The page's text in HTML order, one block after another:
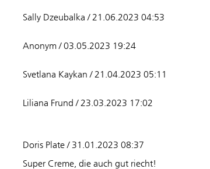
Sally Dzeubalka / 21.06.2023 04:53
Anonym / 03.05.2023 19:24
Svetlana Kaykan / 21.04.2023 05:11
Liliana Frund / 23.03.2023 17:02
Doris Plate / 31.01.2023 08:37
Super Creme, die auch gut riecht!